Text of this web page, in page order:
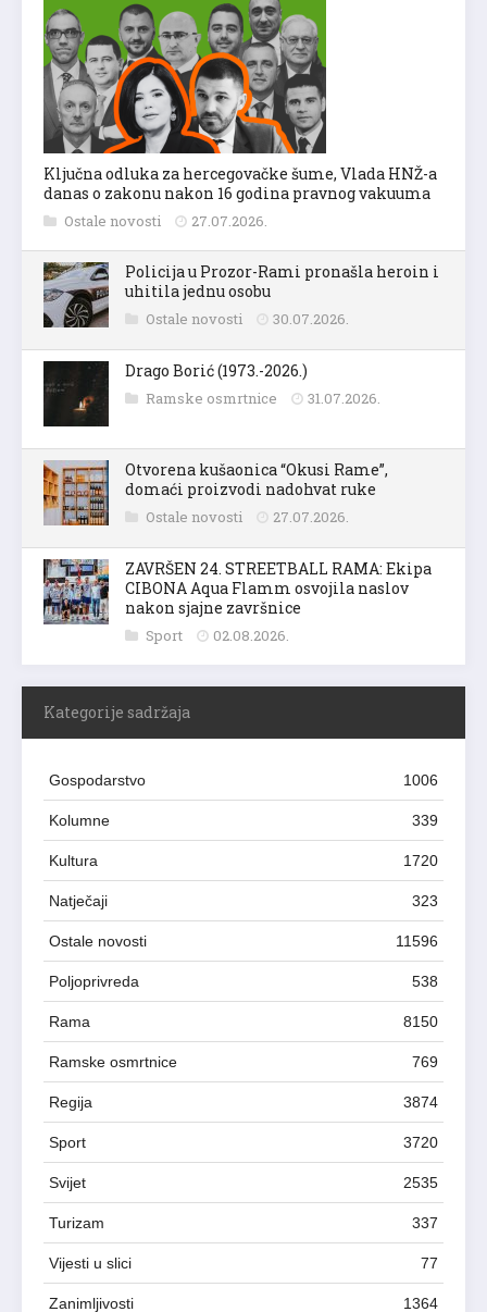
Ključna odluka za hercegovačke šume, Vlada HNŽ-a
danas o zakonu nakon 16 godina pravnog vakuuma
Ostale novosti 27.07.2026.
Policija u Prozor-Rami pronašla heroin i
uhitila jednu osobu
Ostale novosti 30.07.2026.
Drago Borić (1973.-2026.)
Ramske osmrtnice 31.07.2026.
Otvorena kušaonica “Okusi Rame”,
domaći proizvodi nadohvat ruke
Ostale novosti 27.07.2026.
ZAVRŠEN 24. STREETBALL RAMA: Ekipa
CIBONA Aqua Flamm osvojila naslov
nakon sjajne završnice
Sport 02.08.2026.
Kategorije sadržaja
Gospodarstvo 1006
Kolumne 339
Kultura 1720
Natječaji 323
Ostale novosti 11596
Poljoprivreda 538
Rama 8150
Ramske osmrtnice 769
Regija 3874
Sport 3720
Svijet 2535
Turizam 337
Vijesti u slici 77
Zanimljivosti 1364